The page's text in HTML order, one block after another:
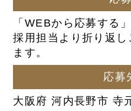
「WEBから応募する
採用担当より折り返し
ます。
応募
大阪府 河内長野市 寺